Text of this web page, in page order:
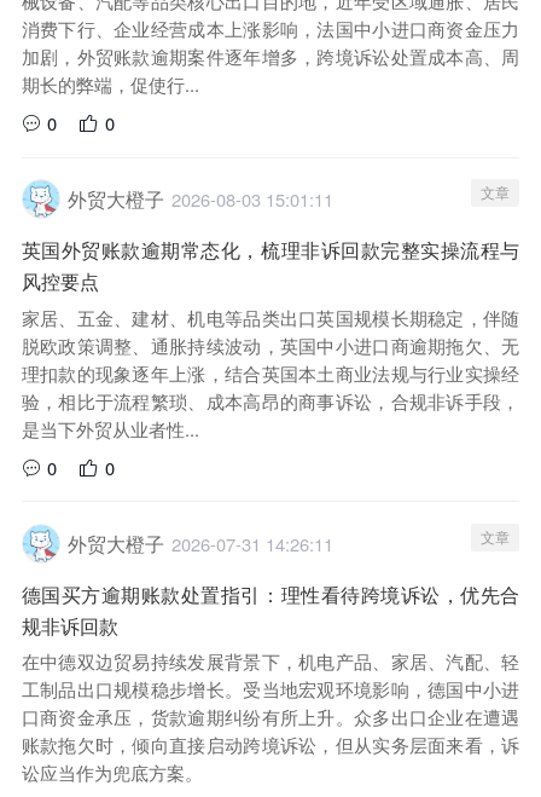
消费下行、企业经营成本上涨影响，法国中小进口商资金压力
加剧，外贸账款逾期案件逐年增多，跨境诉讼处置成本高、周
期长的弊端，促使行...
0
0
外贸大橙子 2026-08-03 15:01:11 文章
英国外贸账款逾期常态化，梳理非诉回款完整实操流程与
风控要点
家居、五金、建材、机电等品类出口英国规模长期稳定，伴随
脱欧政策调整、通胀持续波动，英国中小进口商逾期拖欠、无
理扣款的现象逐年上涨，结合英国本土商业法规与行业实操经
验，相比于流程繁琐、成本高昂的商事诉讼，合规非诉手段，
是当下外贸从业者性...
0
0
外贸大橙子 2026-07-31 14:26:11 文章
德国买方逾期账款处置指引：理性看待跨境诉讼，优先合
规非诉回款
在中德双边贸易持续发展背景下，机电产品、家居、汽配、轻
工制品出口规模稳步增长。受当地宏观环境影响，德国中小进
口商资金承压，货款逾期纠纷有所上升。众多出口企业在遭遇
账款拖欠时，倾向直接启动跨境诉讼，但从实务层面来看，诉
讼应当作为兜底方案。